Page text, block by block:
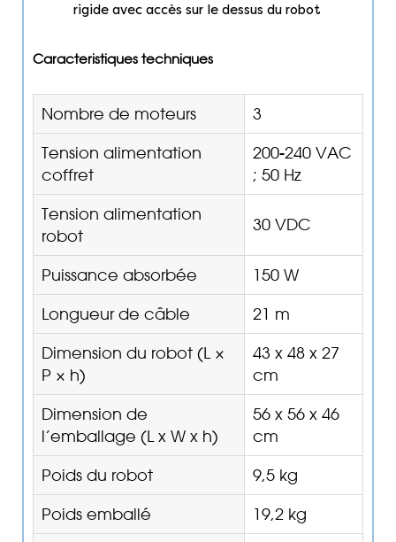
rigide avec accès sur le dessus du robot
Caracteristiques techniques
Nombre de moteurs 3
Tension alimentation
coffret
200-240 VAC
; 50 Hz
Tension alimentation
robot
30 VDC
Puissance absorbée 150 W
Longueur de câble 21 m
Dimension du robot (L ×
P × h)
43 x 48 x 27
cm
Dimension de
l’emballage (L x W x h)
56 x 56 x 46
cm
Poids du robot 9,5 kg
Poids emballé 19,2 kg